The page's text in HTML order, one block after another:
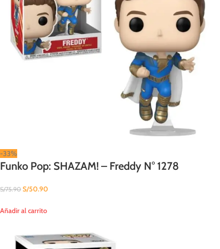
-33%
Funko Pop: SHAZAM! – Freddy N° 1278
S/75.90 S/50.90
Añadir al carrito